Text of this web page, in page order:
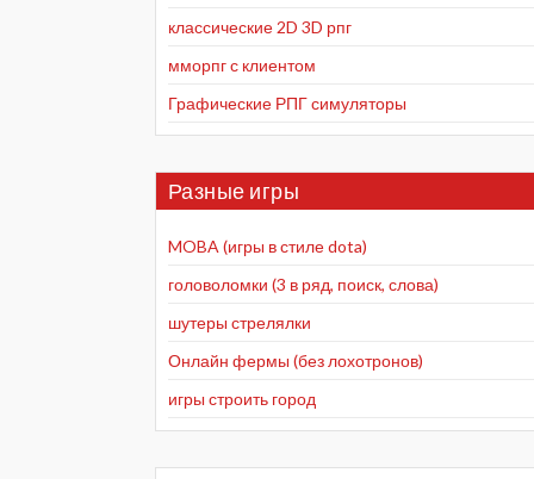
классические 2D 3D рпг
мморпг с клиентом
Графические РПГ симуляторы
Разные игры
MOBA (игры в стиле dota)
головоломки (3 в ряд, поиск, слова)
шутеры стрелялки
Онлайн фермы (без лохотронов)
игры строить город